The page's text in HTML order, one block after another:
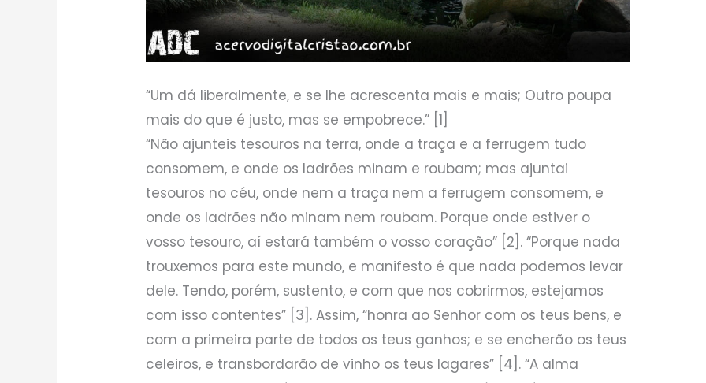
“Um dá liberalmente, e se lhe acrescenta mais e mais; Outro poupa
mais do que é justo, mas se empobrece.” [1]
“Não ajunteis tesouros na terra, onde a traça e a ferrugem tudo
consomem, e onde os ladrões minam e roubam; mas ajuntai
tesouros no céu, onde nem a traça nem a ferrugem consomem, e
onde os ladrões não minam nem roubam. Porque onde estiver o
vosso tesouro, aí estará também o vosso coração” [2]. “Porque nada
trouxemos para este mundo, e manifesto é que nada podemos levar
dele. Tendo, porém, sustento, e com que nos cobrirmos, estejamos
com isso contentes” [3]. Assim, “honra ao Senhor com os teus bens, e
com a primeira parte de todos os teus ganhos; e se encherão os teus
celeiros, e transbordarão de vinho os teus lagares” [4]. “A alma